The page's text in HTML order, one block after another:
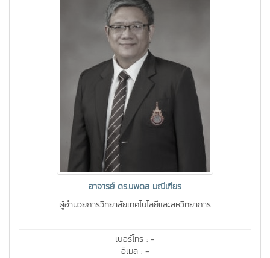
อาจารย์ ดร.นพดล มณีเฑียร
ผู้อำนวยการวิทยาลัยเทคโนโลยีและสหวิทยาการ
เบอร์โทร : -
อีเมล : -